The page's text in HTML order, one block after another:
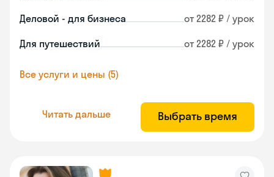
Деловой - для бизнеса от 2282 ₽ / урок
Для путешествий от 2282 ₽ / урок
Все услуги и цены (5)
Читать дальше Выбрать время